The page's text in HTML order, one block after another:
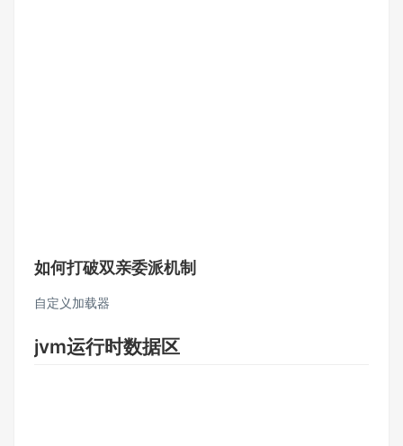
如何打破双亲委派机制
自定义加载器
jvm运行时数据区